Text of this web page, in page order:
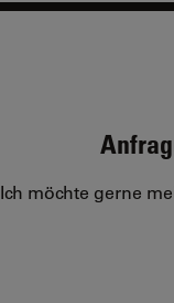
Ich möchte gerne